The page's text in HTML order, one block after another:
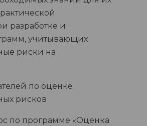
разработке и
учитывающих
риски на
по оценке
рисков
по программе «Оценка